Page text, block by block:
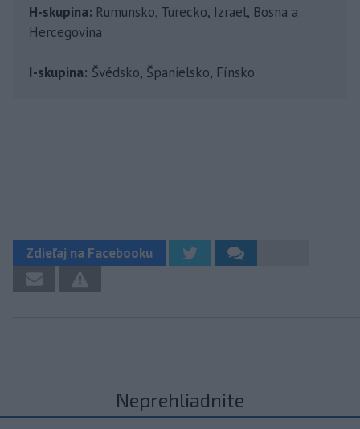
H-skupina: Rumunsko, Turecko, Izrael, Bosna a
Hercegovina
I-skupina: Švédsko, Španielsko, Fínsko
Zdieľaj na Facebooku
Neprehliadnite